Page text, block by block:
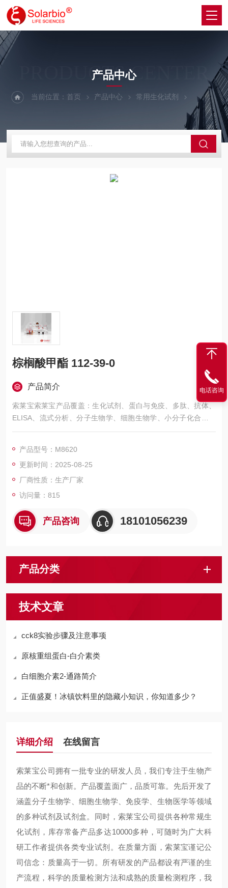
PRODUCTS CENTER
产品中心
当前位置：首页 产品中心 常用生化试剂 脂质＆脂
棕榈酸甲酯 112-39-0
产品简介
索莱宝索莱宝产品覆盖：生化试剂、蛋白与免疫、多肽、抗体、
ELISA、流式分析、分子生物学、细胞生物学、小分子化合物、
生化试剂盒、染色试剂、分析标准品、微生物培养、层析介质、
产品型号：M8620
更新时间：2025-08-25
厂商性质：生产厂家
访问量：815
产品咨询 18101056239
产品分类
技术文章
cck8实验步骤及注意事项
原核重组蛋白-白介素类
​白细胞介素2-通路简介
正值盛夏！冰镇饮料里的隐藏小知识，你知道多少？
详细介绍 在线留言
索莱宝公司拥有一批专业的研发人员，我们专注于生物产
品的不断*和创新。产品覆盖面广，品质可靠。先后开发了
涵盖分子生物学、细胞生物学、免疫学、生物医学等领域
的多种试剂及试剂盒。同时，索莱宝公司提供各种常规生
化试剂，库存常备产品多达10000多种，可随时为广大科
研工作者提供各类专业试剂。在质量方面，索莱宝谨记公
司信念：质量高于一切。所有研发的产品都设有严谨的生
产流程，科学的质量检测方法和成熟的质量检测程序，我
电话咨询